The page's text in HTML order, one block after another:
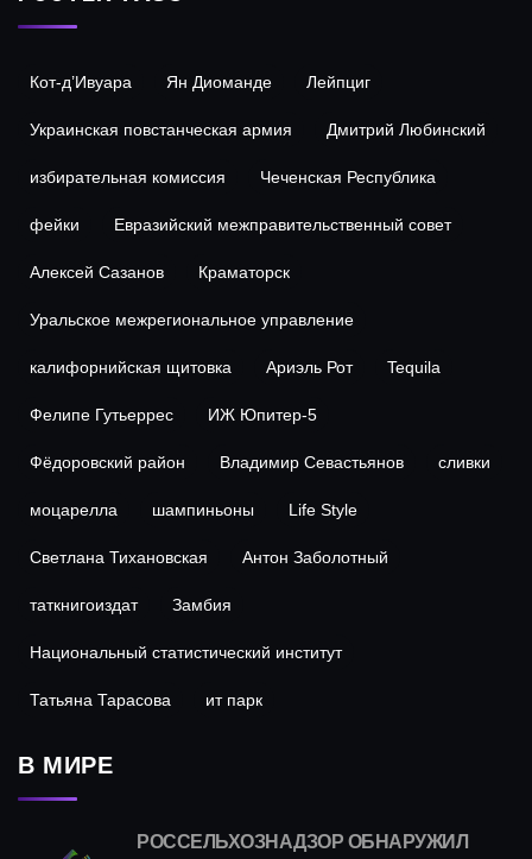
Кот-д’Ивуара Ян Диоманде Лейпциг
Украинская повстанческая армия Дмитрий Любинский
избирательная комиссия Чеченская Республика
фейки Евразийский межправительственный совет
Алексей Сазанов Краматорск
Уральское межрегиональное управление
калифорнийская щитовка Ариэль Рот Tequila
Фелипе Гутьеррес ИЖ Юпитер-5
Фёдоровский район Владимир Севастьянов сливки
моцарелла шампиньоны Life Style
Светлана Тихановская Антон Заболотный
таткнигоиздат Замбия
Национальный статистический институт
Татьяна Тарасова ит парк
В МИРЕ
РОССЕЛЬХОЗНАДЗОР ОБНАРУЖИЛ